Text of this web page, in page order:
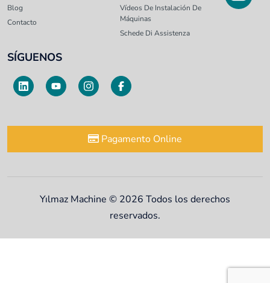
Blog
Contacto
Vídeos De Instalación De
Máquinas
Schede Di Assistenza
SÍGUENOS
Pagamento Online
Yılmaz Machine © 2026 Todos los derechos
reservados.